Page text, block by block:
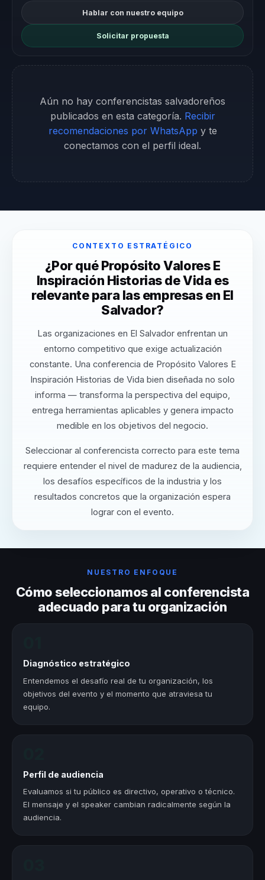
Hablar con nuestro equipo
Solicitar propuesta
Aún no hay conferencistas salvadoreños
publicados en esta categoría. Recibir
recomendaciones por WhatsApp y te
conectamos con el perfil ideal.
CONTEXTO ESTRATÉGICO
¿Por qué Propósito Valores E
Inspiración Historias de Vida es
relevante para las empresas en El
Salvador?
Las organizaciones en El Salvador enfrentan un
entorno competitivo que exige actualización
constante. Una conferencia de Propósito Valores E
Inspiración Historias de Vida bien diseñada no solo
informa — transforma la perspectiva del equipo,
entrega herramientas aplicables y genera impacto
medible en los objetivos del negocio.
Seleccionar al conferencista correcto para este tema
requiere entender el nivel de madurez de la audiencia,
los desafíos específicos de la industria y los
resultados concretos que la organización espera
lograr con el evento.
NUESTRO ENFOQUE
Cómo seleccionamos al conferencista
adecuado para tu organización
Diagnóstico estratégico
Entendemos el desafío real de tu organización, los
objetivos del evento y el momento que atraviesa tu
equipo.
Perfil de audiencia
Evaluamos si tu público es directivo, operativo o técnico.
El mensaje y el speaker cambian radicalmente según la
audiencia.